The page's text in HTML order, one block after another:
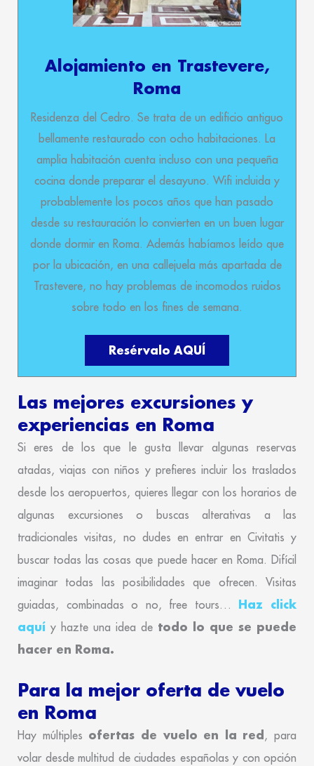
Alojamiento en Trastevere,
Roma
Residenza del Cedro. Se trata de un edificio antiguo
bellamente restaurado con ocho habitaciones. La
amplia habitación cuenta incluso con una pequeña
cocina donde preparar el desayuno. Wifi incluida y
probablemente los pocos años que han pasado
desde su restauración lo convierten en un buen lugar
donde dormir en Roma. Además habíamos leído que
por la ubicación, en una callejuela más apartada de
Trastevere, no hay problemas de incomodos ruidos
sobre todo en los fines de semana.
Resérvalo AQUÍ
Las mejores excursiones y
experiencias en Roma
Si eres de los que le gusta llevar algunas reservas
atadas, viajas con niños y prefieres incluir los traslados
desde los aeropuertos, quieres llegar con los horarios de
algunas excursiones o buscas alterativas a las
tradicionales visitas, no dudes en entrar en Civitatis y
buscar todas las cosas que puede hacer en Roma. Difícil
imaginar todas las posibilidades que ofrecen. Visitas
guiadas, combinadas o no, free tours… Haz click
aquí y hazte una idea de todo lo que se puede
hacer en Roma.
Para la mejor oferta de vuelo
en Roma
Hay múltiples ofertas de vuelo en la red, para
volar desde multitud de ciudades españolas y con opción